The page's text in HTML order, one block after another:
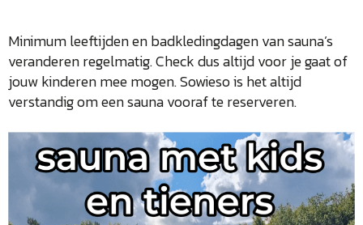
Minimum leeftijden en badkledingdagen van sauna’s
veranderen regelmatig. Check dus altijd voor je gaat of
jouw kinderen mee mogen. Sowieso is het altijd
verstandig om een sauna vooraf te reserveren.